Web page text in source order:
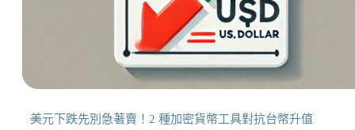
美元下跌先別急著賣！2 種加密貨幣工具對抗台幣升值